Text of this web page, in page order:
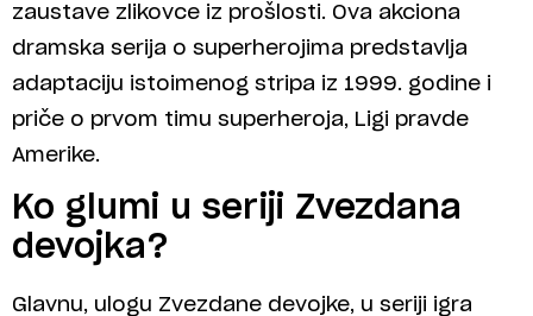
zaustave zlikovce iz prošlosti. Ova akciona
dramska serija o superherojima predstavlja
adaptaciju istoimenog stripa iz 1999. godine i
priče o prvom timu superheroja, Ligi pravde
Amerike.
Ko glumi u seriji Zvezdana
devojka?
Glavnu, ulogu Zvezdane devojke, u seriji igra